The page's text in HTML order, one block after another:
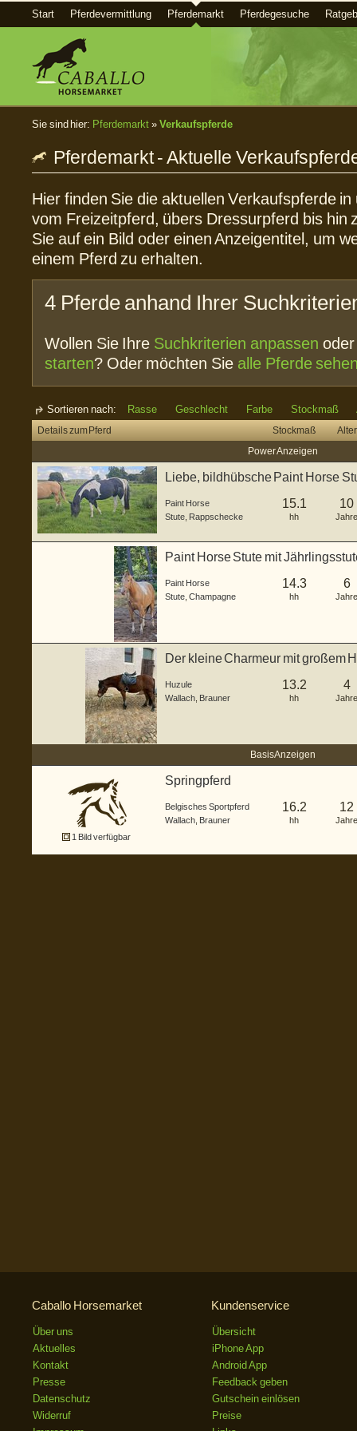
Start Pferdevermittlung Pferdemarkt Pferdegesuche
Sie sind hier: Pferdemarkt » Verkaufspferde
Pferdemarkt - Aktuelle
Hier finden Sie die aktuellen Verkaufspferde
vom Freizeitpferd, übers Dressurpferd bis hin
Sie auf ein Bild oder einen Anzeigentitel, um
einem Pferd zu erhalten.
4 Pferde anhand Ihrer
Wollen Sie Ihre Suchkriterien anpassen
starten? Oder möchten Sie alle Pferde
Sortieren nach: Rasse Geschlecht Farbe Stockmaß
Details zum Pferd Stockmaß
Alter
Power Anzeigen
Liebe, bildhübsche Paint Horse
Paint Horse
Stute Rappschecke
15.1
hh
10
Jahre
Paint Horse Stute mit
Paint Horse
Stute Champagne
14.3
hh
6
Jahre
Der kleine Charmeur mit großem
Huzule
Wallach Brauner
13.2
hh
4
Jahre
Basis Anzeigen
1 Bild verfügbar
Springpferd
Belgisches Sportpferd
Wallach Brauner
16.2
hh
12
Jahre
Caballo Horsemarket
Über uns
Aktuelles
Kontakt
Presse
Datenschutz
Widerruf
Kundenservice
Übersicht
iPhone App
Android App
Feedback geben
Gutschein einlösen
Preise